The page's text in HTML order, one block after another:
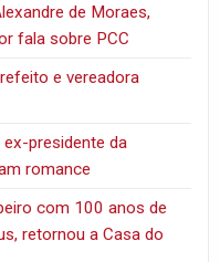
de Moraes,
fala sobre PCC
e vereadora
presidente da
romance
com 100 anos de
retornou a Casa do